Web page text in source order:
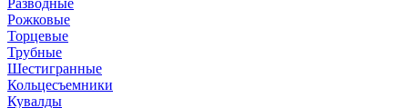
Разводные
Рожковые
Торцевые
Трубные
Шестигранные
Кольцесъемники
Кувалды